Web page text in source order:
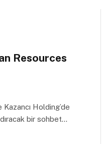
Resources
Kazancı Holding’de
bir sohbet…